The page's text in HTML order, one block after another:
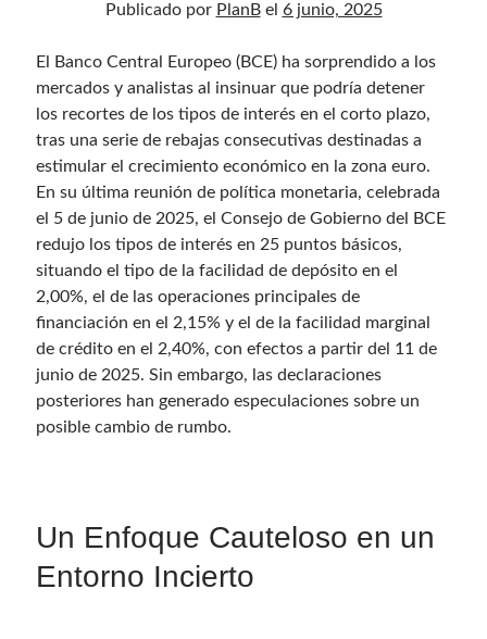
Publicado por PlanBel 6 junio, 2025
El Banco Central Europeo (BCE) ha sorprendido a los
mercados y analistas al insinuar que podría detener
los recortes de los tipos de interés en el corto plazo,
tras una serie de rebajas consecutivas destinadas a
estimular el crecimiento económico en la zona euro.
En su última reunión de política monetaria, celebrada
el 5 de junio de 2025, el Consejo de Gobierno del BCE
redujo los tipos de interés en 25 puntos básicos,
situando el tipo de la facilidad de depósito en el
2,00%, el de las operaciones principales de
financiación en el 2,15% y el de la facilidad marginal
de crédito en el 2,40%, con efectos a partir del 11 de
junio de 2025. Sin embargo, las declaraciones
posteriores han generado especulaciones sobre un
posible cambio de rumbo.
Un Enfoque Cauteloso en un
Entorno Incierto